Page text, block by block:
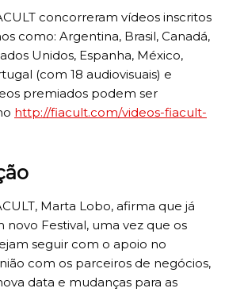
concorreram vídeos inscritos
como: Argentina, Brasil, Canadá,
Unidos, Espanha, México,
(com 18 audiovisuais) e
premiados podem ser
http://fiacult.com/videos-fiacult-
Marta Lobo, afirma que já
Festival, uma vez que os
seguir com o apoio no
com os parceiros de negócios,
data e mudanças para as